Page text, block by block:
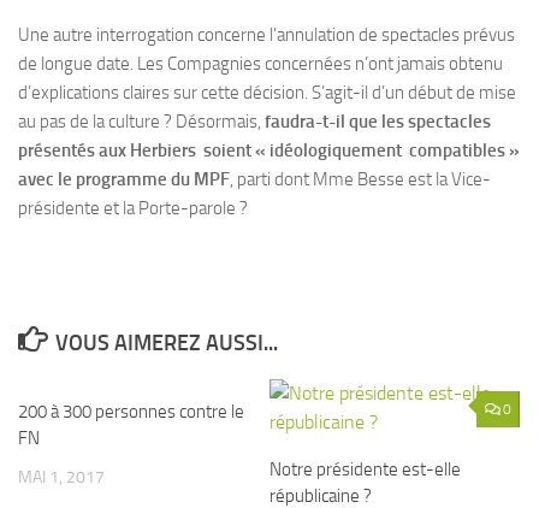
Une autre interrogation concerne l’annulation de spectacles prévus
de longue date. Les Compagnies concernées n’ont jamais obtenu
d’explications claires sur cette décision. S’agit-il d’un début de mise
au pas de la culture ? Désormais, faudra-t-il que les spectacles
présentés aux Herbiers soient « idéologiquement compatibles »
avec le programme du MPF, parti dont Mme Besse est la Vice-
présidente et la Porte-parole ?
VOUS AIMEREZ AUSSI...
200 à 300 personnes contre le
FN
MAI 1, 2017
0
Notre présidente est-elle
républicaine ?